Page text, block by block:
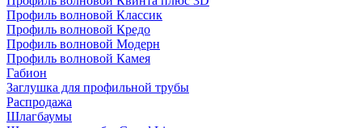
Профиль волновой Классик
Профиль волновой Кредо
Профиль волновой Модерн
Профиль волновой Камея
Габион
Заглушка для профильной трубы
Распродажа
Шлагбаумы